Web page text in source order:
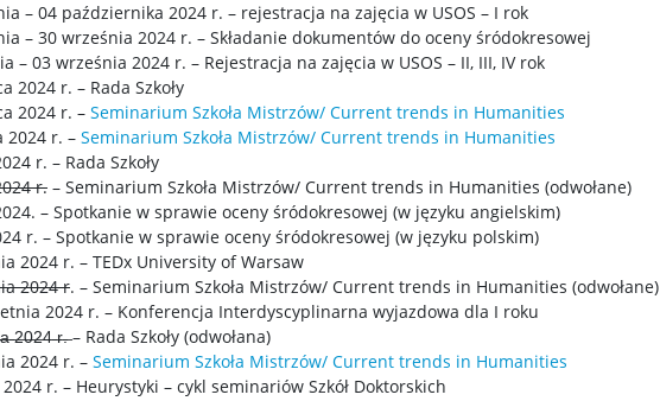
– 04 października 2024 r. – rejestracja na zajęcia w USOS – I rok
– 30 września 2024 r. – Składanie dokumentów do oceny śródokresowej
– 03 września 2024 r. – Rejestracja na zajęcia w USOS – II, III, IV rok
2024 r. – Rada Szkoły
2024 r. – Seminarium Szkoła Mistrzów/ Current trends in Humanities
2024 r. – Seminarium Szkoła Mistrzów/ Current trends in Humanities
r. – Rada Szkoły
r. – Seminarium Szkoła Mistrzów/ Current trends in Humanities (odwołane)
– Spotkanie w sprawie oceny śródokresowej (w języku angielskim)
r. – Spotkanie w sprawie oceny śródokresowej (w języku polskim)
2024 r. – TEDx University of Warsaw
2024 r. – Seminarium Szkoła Mistrzów/ Current trends in Humanities (odwołane)
2024 r. – Konferencja Interdyscyplinarna wyjazdowa dla I roku
̶2̶0̶2̶4̶ ̶r̶.̶ – Rada Szkoły (odwołana)
2024 r. – Seminarium Szkoła Mistrzów/ Current trends in Humanities
r. – Heurystyki – cykl seminariów Szkół Doktorskich